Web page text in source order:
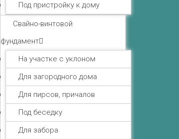
Под пристройку к дому
Свайно-винтовой
фундамент
На участке с уклоном
Для загородного дома
Для пирсов, причалов
Под беседку
Для забора